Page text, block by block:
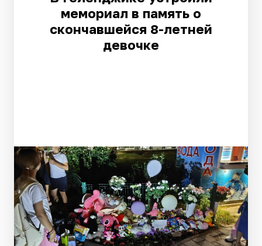
мемориал в память о
скончавшейся 8-летней
девочке